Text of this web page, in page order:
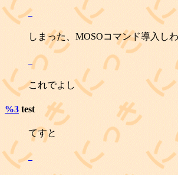
_
しまった、MOSOコマンド導入し
これでよし
%3 test
てすと
_